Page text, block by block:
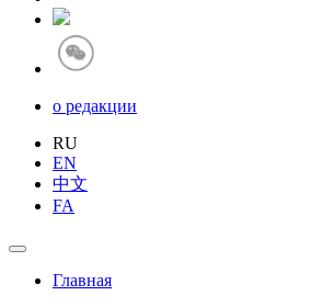
о редакции
RU
EN
中文
FA
Главная